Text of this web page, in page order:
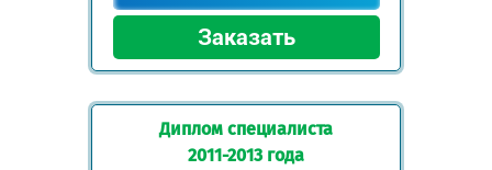
Диплом специалиста
2011-2013 года